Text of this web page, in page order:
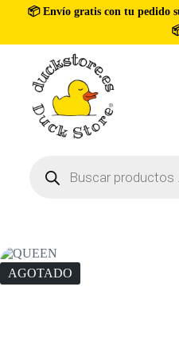
📦 Envío gratis con tu pedido
AGOTADO